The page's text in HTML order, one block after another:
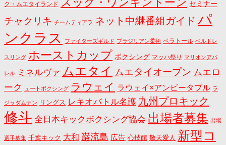
ク・ムエタイランド セミナー
チャクリキ チームティアラ ネット中継番組ガイド パ
ンクラス
ファイターズギルド ブラジリアン柔術 ベラトール ベルトレ
スリング ホーストカップ ボクシング マッハ祭り マリオンアパ
レル ミネルヴァ ムエタイ ムエタイオープン ムエロ
ーク
ュートボクシング ラウェイ ラウェイ×アンビータブル ラ
ジャダムナン リングス レキオバトル名護 九州プロキック
修斗 全日本キックボクシング協会 出場者募集 出場
選手募集 千葉キック 大和 巌流島 広告 心技館 敬天愛人 新型コ